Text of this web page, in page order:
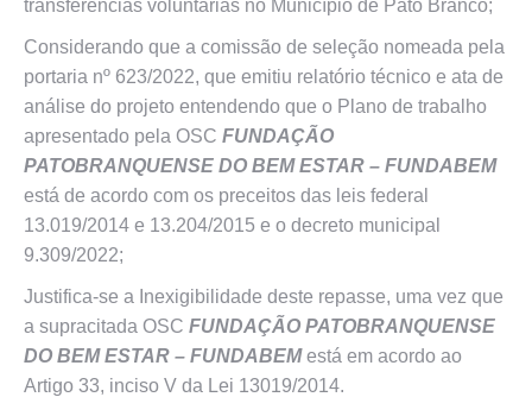
transferências voluntárias no Município de Pato Branco;
Considerando que a comissão de seleção nomeada pela
portaria nº 623/2022, que emitiu relatório técnico e ata de
análise do projeto entendendo que o Plano de trabalho
apresentado pela OSC FUNDAÇÃO
PATOBRANQUENSE DO BEM ESTAR – FUNDABEM
está de acordo com os preceitos das leis federal
13.019/2014 e 13.204/2015 e o decreto municipal
9.309/2022;
Justifica-se a Inexigibilidade deste repasse, uma vez que
a supracitada OSC FUNDAÇÃO PATOBRANQUENSE
DO BEM ESTAR – FUNDABEMestá em acordo ao
Artigo 33, inciso V da Lei 13019/2014.